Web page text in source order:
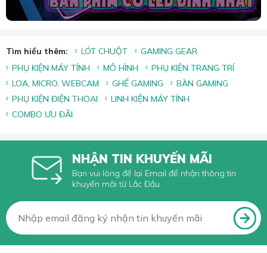
Tìm hiểu thêm: LÓT CHUỘT
GAMING GEAR
PHỤ KIỆN MÁY TÍNH
MÔ HÌNH
PHỤ KIỆN TRANG TRÍ
LOA, MICRO, WEBCAM
GHẾ GAMING
BÀN GAMING
PHỤ KIỆN ĐIỆN THOẠI
LINH KIỆN MÁY TÍNH
COMBO ƯU ĐÃI
NHẬN TIN KHUYẾN MÃI
Bạn vui lòng để lại Email để nhận thông tin
khuyến mãi từ Lắc Đầu